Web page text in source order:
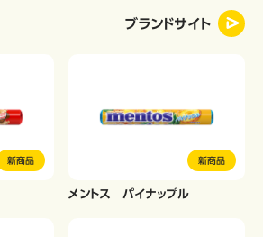
ブランドサイト
新商品 新商品
メントス パイナップル